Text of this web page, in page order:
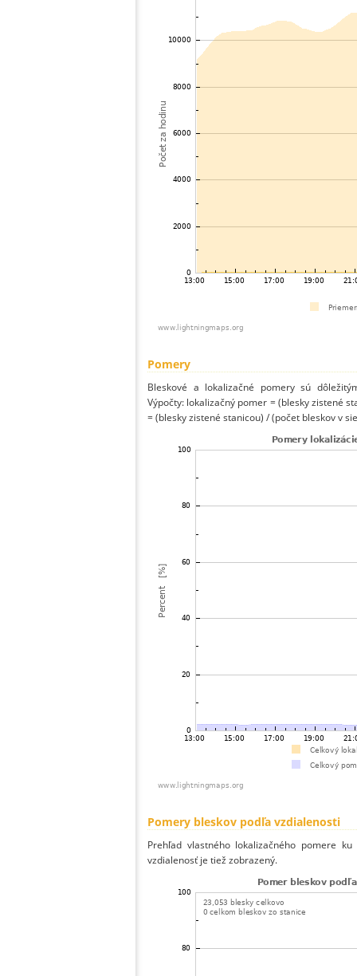
Pomery
Bleskové a lokalizačné pomery sú
Výpočty: lokalizačný pomer = (blesky zistené
= (blesky zistené stanicou) / (počet bleskov v
Pomery bleskov podľa vzdialenosti
Prehľad vlastného lokalizačného pomere
vzdialenosť je tiež zobrazený.